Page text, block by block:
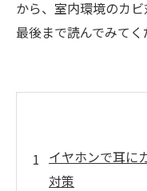
から、室内環境のカ
最後まで読んでみてく
イヤホンで耳に
対策